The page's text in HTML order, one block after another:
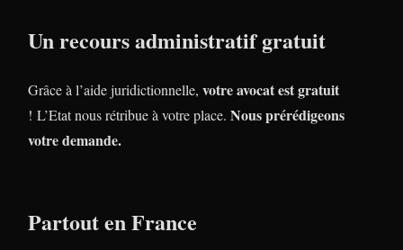
Un recours administratif gratuit
Grâce à l’aide juridictionnelle, votre avocat est gratuit
! L’Etat nous rétribue à votre place. Nous prérédigeons
votre demande.
Partout en France